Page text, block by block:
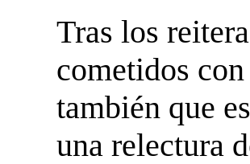
Tras los
cometidos
también que
una relectura